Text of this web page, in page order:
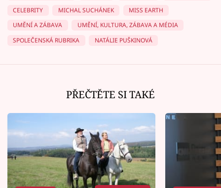
CELEBRITY
MICHAL SUCHÁNEK
MISS EARTH
UMĚNÍ A ZÁBAVA
UMĚNÍ, KULTURA, ZÁBAVA A MÉDIA
SPOLEČENSKÁ RUBRIKA
NATÁLIE PUŠKINOVÁ
PŘEČTĚTE SI TAKÉ